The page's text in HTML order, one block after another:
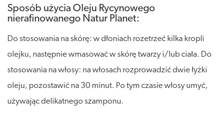
Sposób użycia Oleju Rycynowego
nierafinowanego Natur Planet:
Do stosowania na skórę: w dłoniach rozetrzeć kilka kropli
olejku, następnie wmasować w skórę twarzy i/lub ciała. Do
stosowania na włosy: na włosach rozprowadzić dwie łyżki
oleju, pozostawić na 30 minut. Po tym czasie włosy umyć,
używając delikatnego szamponu.